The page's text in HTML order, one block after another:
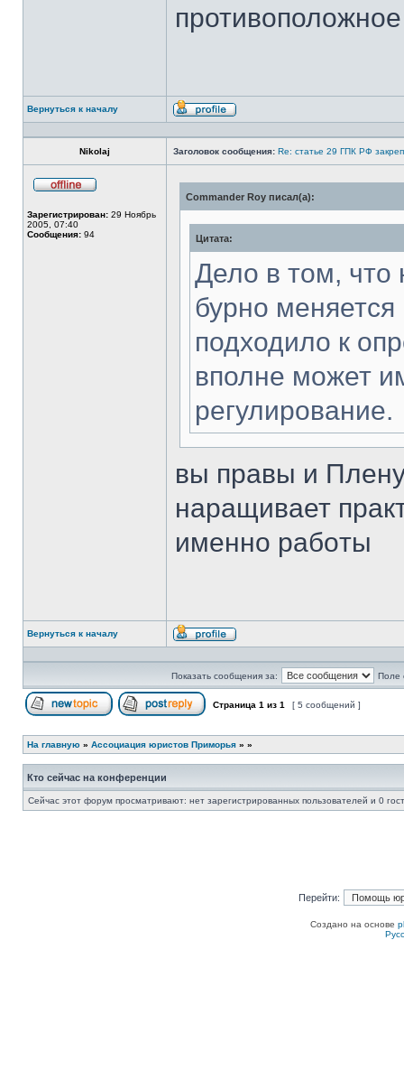
Вернуться к началу
Профиль
Nikolaj Заголовок сообщения: Re: статье 29 ГПК РФ
сети
Зарегистрирован: 29 Ноябрь
2005, 07:40
Сообщения: 94
Commander Roy писал(а):
Цитата:
Дело в том, что
бурно
подходило к
вполне может
регулирование.
вы правы и
наращивает
именно рабoты
Вернуться к началу
Профиль
Показать сообщения за: Поле
Страница 1 из 1 [ 5 сообщений ]
На главную » Ассоциация юристов Приморья » »
Кто сейчас на конференции
Сейчас этот форум просматривают: нет зарегистрированных пользователей и 0
Перейти:
Создано на основе